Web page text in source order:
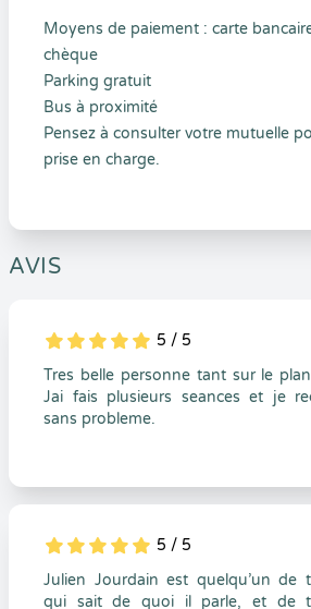
Moyens de paiement : carte
chèque
Parking gratuit
Bus à proximité
Pensez à consulter votre mutuelle
prise en charge.
AVIS
5
1
5
0 5 / 5
Tres belle personne tant sur le
Jai fais plusieurs seances et je
sans probleme.
5
1
5
0 5 / 5
Julien Jourdain est quelqu’un de
qui sait de quoi il parle, et de